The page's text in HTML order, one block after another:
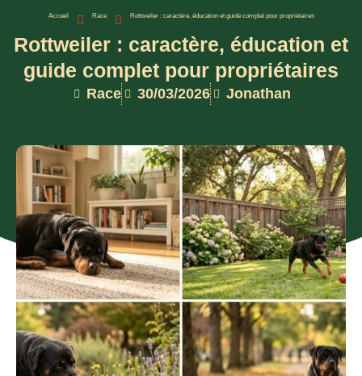
Accueil Race Rottweiler : caractère, éducation et guide complet pour propriétaires
Rottweiler : caractère, éducation et
guide complet pour propriétaires
Race 30/03/2026 Jonathan